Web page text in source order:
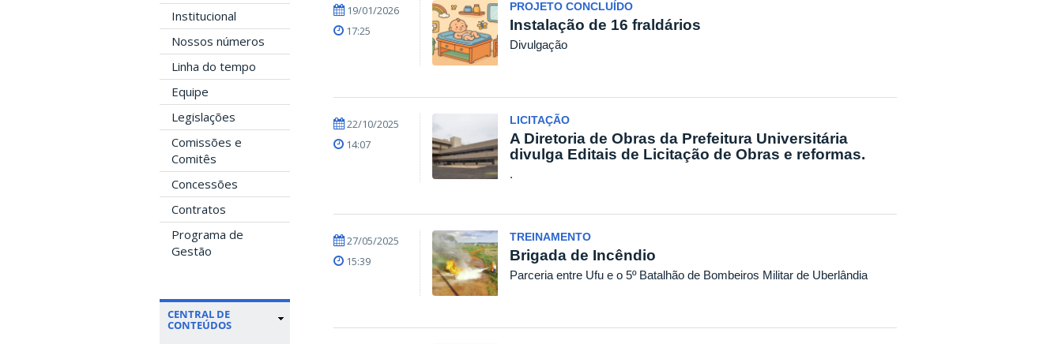
Institucional
Nossos números
Linha do tempo
Equipe
Legislações
Comissões e
Comitês
Concessões
Contratos
Programa de
Gestão
CENTRAL DE
CONTEÚDOS
19/01/2026
17:25
PROJETO CONCLUÍDO
Instalação de 16 fraldários
Divulgação
22/10/2025
14:07
LICITAÇÃO
A Diretoria de Obras da Prefeitura Universitária
divulga Editais de Licitação de Obras e reformas.
.
27/05/2025
15:39
TREINAMENTO
Brigada de Incêndio
Parceria entre Ufu e o 5º Batalhão de Bombeiros Militar de Uberlândia